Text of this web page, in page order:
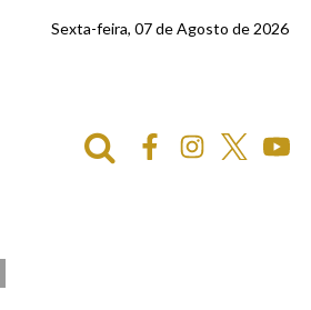
Sexta-feira, 07 de Agosto de 2026